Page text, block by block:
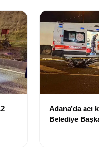
Adana’da acı
Belediye